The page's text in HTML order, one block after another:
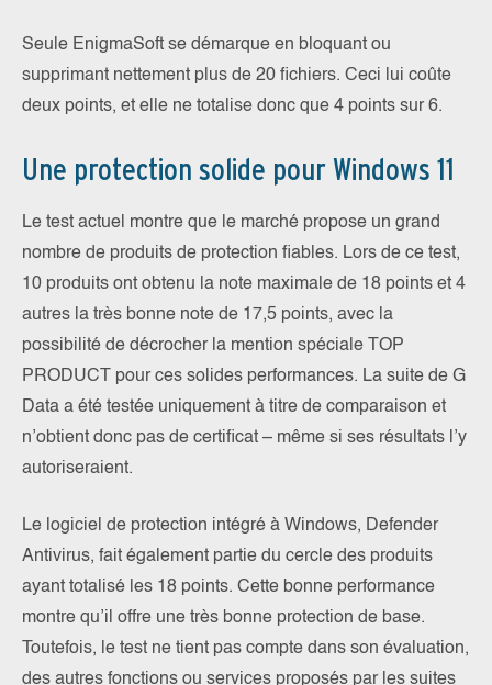
Seule EnigmaSoft se démarque en bloquant ou
supprimant nettement plus de 20 fichiers. Ceci lui coûte
deux points, et elle ne totalise donc que 4 points sur 6.
Une protection solide pour Windows 11
Le test actuel montre que le marché propose un grand
nombre de produits de protection fiables. Lors de ce test,
10 produits ont obtenu la note maximale de 18 points et 4
autres la très bonne note de 17,5 points, avec la
possibilité de décrocher la mention spéciale TOP
PRODUCT pour ces solides performances. La suite de G
Data a été testée uniquement à titre de comparaison et
n’obtient donc pas de certificat – même si ses résultats l’y
autoriseraient.
Le logiciel de protection intégré à Windows, Defender
Antivirus, fait également partie du cercle des produits
ayant totalisé les 18 points. Cette bonne performance
montre qu’il offre une très bonne protection de base.
Toutefois, le test ne tient pas compte dans son évaluation,
des autres fonctions ou services proposés par les suites